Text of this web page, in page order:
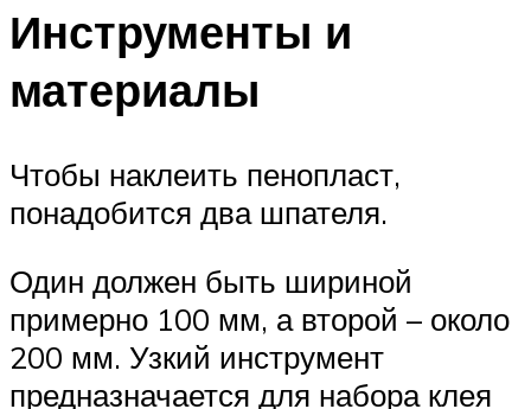
Инструменты и
материалы
Чтобы наклеить пенопласт,
понадобится два шпателя.
Один должен быть шириной
примерно 100 мм, а второй – около
200 мм. Узкий инструмент
предназначается для набора клея